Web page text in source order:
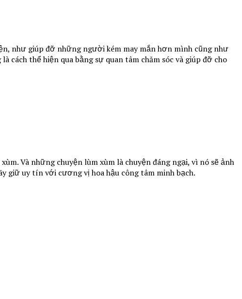
như giúp đỡ những người kém may mắn hơn mình cũng như
thể hiện qua bằng sự quan tâm chăm sóc và giúp đỡ cho
Và những chuyện lùm xùm là chuyện đáng ngại, vì nó sẽ ảnh
giữ uy tín với cương vị hoa hậu công tâm minh bạch.